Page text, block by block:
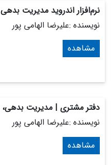
نرم‌افزار اندروید مدیریت
نویسنده :علیرضا الهامی پور
مشاهده
دفتر مشتری | مدیریت
نویسنده :علیرضا الهامی پور
مشاهده